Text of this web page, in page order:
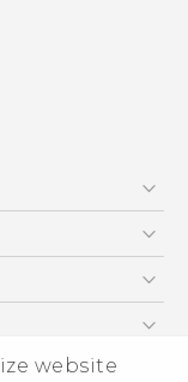
website